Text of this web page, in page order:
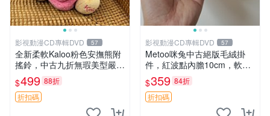
影視動漫CD專輯DVD 57
全新柔軟Kaloo粉色安撫熊附
搖鈴，中古九折無瑕美型嚴選
收藏 粉色 安撫 玩具
$499 88折
折扣碼
影視動漫CD專輯DVD 57
Metoo咪兔中古絕版毛絨掛
件，紅波點內膽10cm，軟糯
宜贈送收藏 咪熊 毛絨 掛件
$359 84折
折扣碼